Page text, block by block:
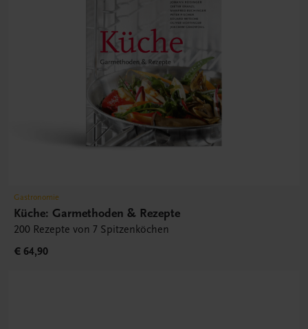
Gastronomie
Küche: Garmethoden & Rezepte
200 Rezepte von 7 Spitzenköchen
€ 64,90